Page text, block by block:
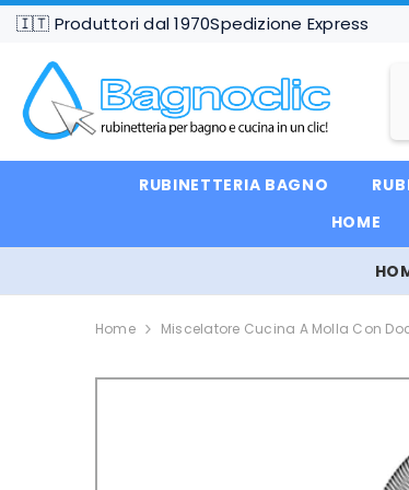
🇮🇹 Produttori dal 1970Spedizione Express
RUBINETTERIA BAGNO
HOME
Home Miscelatore Cucina A Molla Con